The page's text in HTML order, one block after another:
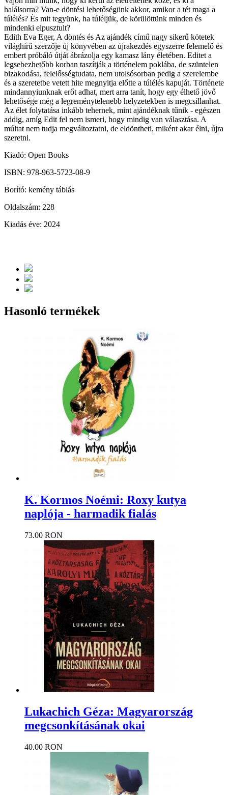
halálsorra? Van-e döntési lehetőségünk akkor, amikor a tét maga a
túlélés? És mit tegyünk, ha túléljük, de körülöttünk minden és
mindenki elpusztult?
Edith Eva Eger, A döntés és Az ajándék című nagy sikerű kötetek
világhírű szerzője új könyvében az újrakezdés egyszerre felemelő és
embert próbáló útját ábrázolja egy kamasz lány életében. Editet a
legsebezhetőbb korban taszítják a történelem poklába, de szüntelen
bizakodása, felelősségtudata, nem utolsósorban pedig a szerelembe
és a szeretetbe vetett hite megnyitja előtte a túlélés kapuját. Története
mindannyiunknak erőt adhat, mert arra tanít, hogy egy élhető jövő
lehetősége még a legreménytelenebb helyzetekben is megcsillanhat.
Az élet folytatása inkább tehernek, mint ajándéknak tűnik - egészen
addig, amíg Edit fel nem ismeri, hogy mindig van választása. A
múltat nem tudja megváltoztatni, de eldöntheti, miként akar élni, újra
szeretni.
Kiadó: Open Books
ISBN: 978-963-5723-08-9
Borító: kemény táblás
Oldalszám: 228
Kiadás éve: 2024
Hasonló termékek
K. Kormos Noémi: Roxy kutya
naplója - harmadik fialás
73.00 RON
Lukachich Géza: Magyarország
megcsonkításának okai
40.00 RON